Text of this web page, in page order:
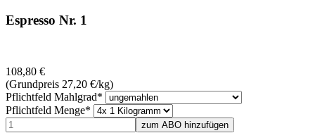
Espresso Nr. 1
108,80 €
(Grundpreis 27,20 €/kg)
Pflichtfeld Mahlgrad*
Pflichtfeld Menge*